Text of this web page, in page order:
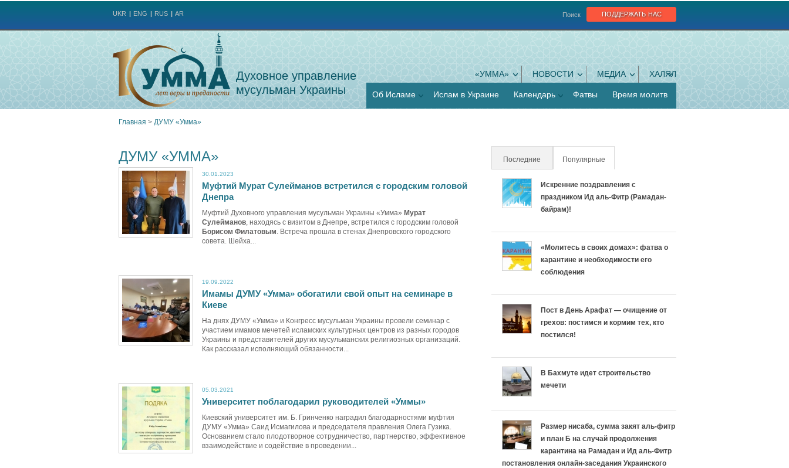
поддержать нас
Поиск
UKR ENG RUS AR
Духовное управление
мусульман Украины
«УММА» НОВОСТИ МЕДИА ХАЛЯЛ
Об Исламе Ислам в Украине Календарь Фатвы Время молитв
здесь
Главная > ДУМУ «Умма»
ДУМУ «УММА»
30.01.2023
Муфтий Мурат Сулейманов встретился с городским головой
Днепра
Муфтий Духовного управления мусульман Украины «Умма» Мурат
Сулейманов, находясь с визитом в Днепре, встретился с городским головой
Борисом Филатовым. Встреча прошла в стенах Днепровского городского
совета. Шейха...
19.09.2022
Имамы ДУМУ «Умма» обогатили свой опыт на семинаре в
Киеве
На днях ДУМУ «Умма» и Конгресс мусульман Украины провели семинар с
участием имамов мечетей исламских культурных центров из разных городов
Украины и представителей других мусульманских религиозных организаций.
Как рассказал исполняющий обязанности...
05.03.2021
Университет поблагодарил руководителей «Уммы»
Киевский университет им. Б. Гринченко наградил благодарностями муфтия
ДУМУ «Умма» Саид Исмагилова и председателя правления Олега Гузика.
Основанием стало плодотворное сотрудничество, партнерство, эффективное
взаимодействие и содействие в проведении...
Последние Популярные
Искренние поздравления с
праздником Ид аль-Фитр (Рамадан-
байрам)!
«Молитесь в своих домах»: фатва о
карантине и необходимости его
соблюдения
Пост в День Арафат — очищение от
грехов: постимся и кормим тех, кто
постился!
В Бахмуте идет строительство
мечети
Размер нисаба, сумма закят аль-фитр
и план Б на случай продолжения
карантина на Рамадан и Ид аль-Фитр
постановления онлайн-заседания Украинского